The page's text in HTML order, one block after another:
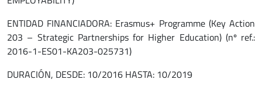
ENTIDAD FINANCIADORA: Erasmus+ Programme (Key Action
203 – Strategic Partnerships for Higher Education) (nº ref.:
2016-1-ES01-KA203-025731)
DURACIÓN, DESDE: 10/2016 HASTA: 10/2019